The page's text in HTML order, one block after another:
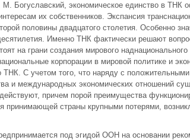
М. Богуславский, экономическое единство в ТНК
их собственников. Экспансия
половины двадцатого столетия. Особенно
Именно ТНК фактически решают
на грани создания мирового
корпорации в мировой политике и
С учетом того, что наряду с положительными
и международных экономических отношений
причем порой преимущества
принимающей страны крупными потерями,
под эгидой ООН на основании